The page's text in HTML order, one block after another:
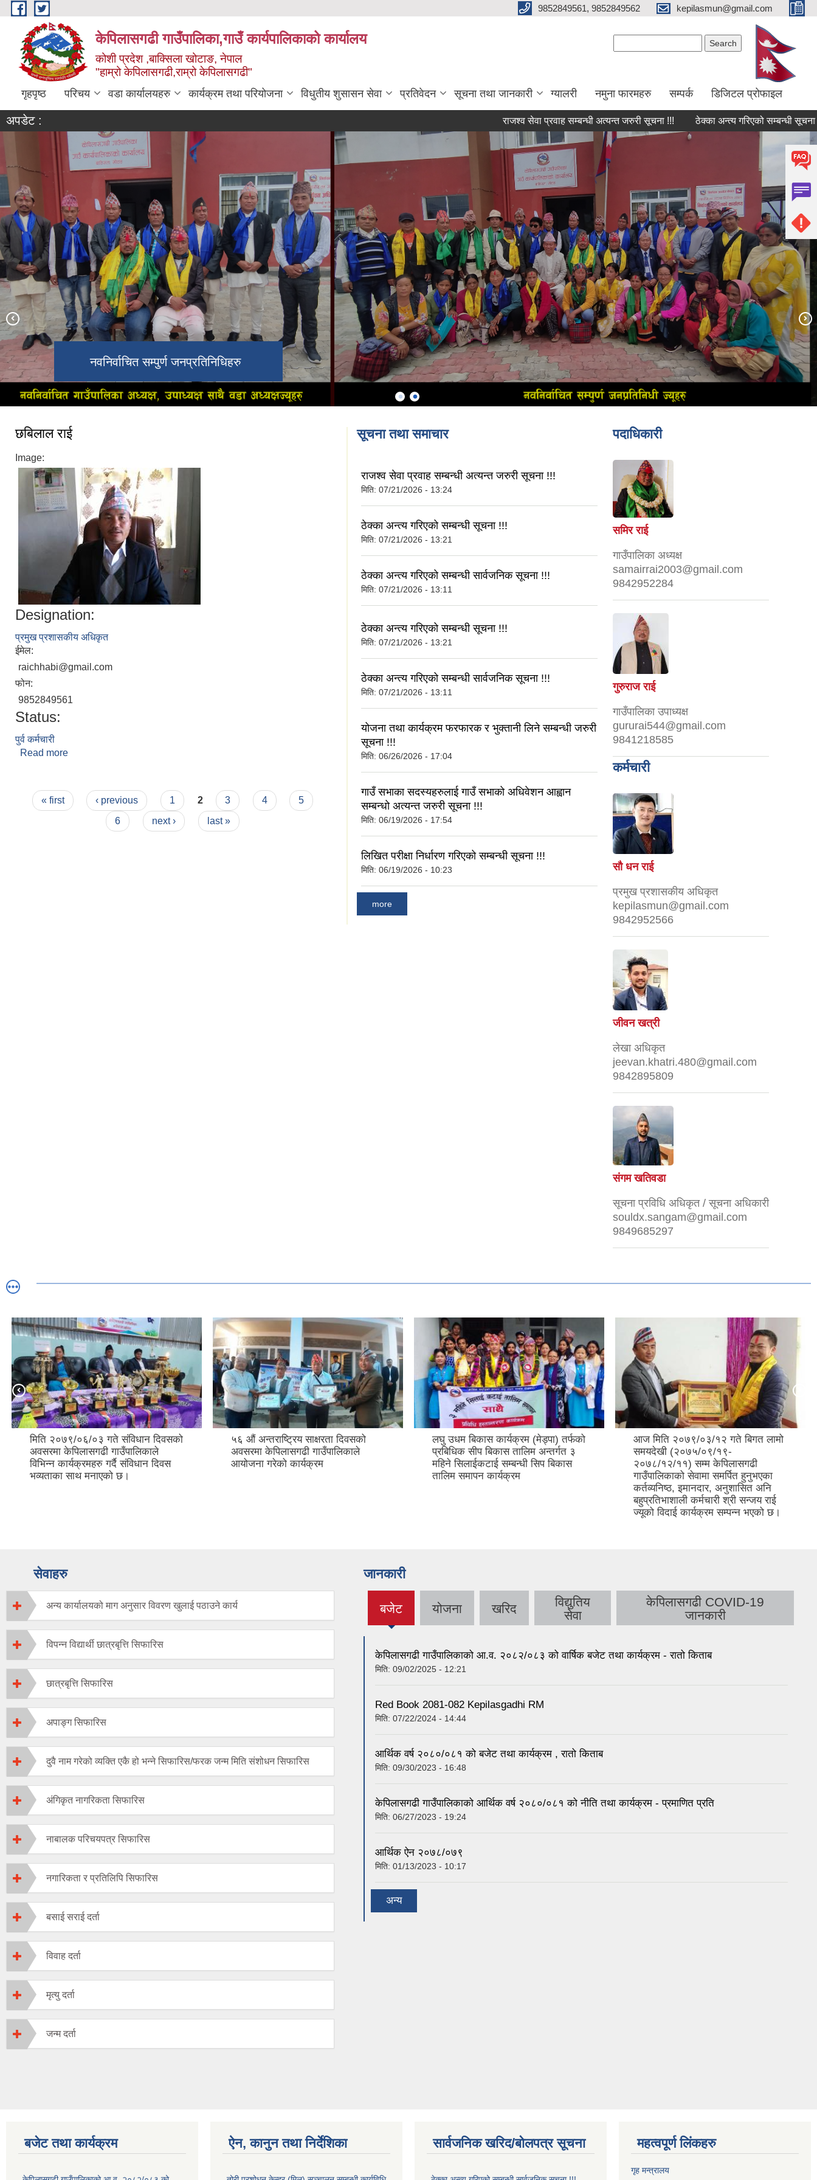
Skip to main content 9852849561, 9852849562 kepilasmun@gmail.com
केपिलासगढी गाउँपालिका,गाउँ कार्यपालिकाको कार्यालय
कोशी प्रदेश ,बाक्सिला खोटाङ, नेपाल
"हाम्रो केपिलासगढी,राम्रो केपिलासगढी"
गृहपृष्ठ परिचय वडा कार्यालयहरु कार्यक्रम तथा परियोजना विधुतीय शुसासन सेवा प्रतिवेदन सूचना तथा जानकारी ग्यालरी नमुना फारमहरु सम्पर्क डिजिटल प्रोफाइल
अपडेट : राजश्व सेवा प्रवाह सम्बन्धी अत्यन्त जरुरी सूचना !!! ठेक्का अन्त्य गरिएको सम्बन्धी सूचना !!!
नवनिर्वाचित गाउँपालिका अध्यक्ष, उपाध्यक्ष
नवनिर्वाचित सम्पुर्ण जनप्रतिनिधिहरु
छबिलाल राई
Image:
Designation:
प्रमुख प्रशासकीय अधिकृत
ईमेल:
raichhabi@gmail.com
फोन:
9852849561
Status:
पुर्व कर्मचारी
Read more
Pages
« first ‹ previous 1 2 3 4
5
6
next › last »
सूचना तथा समाचार
राजश्व सेवा प्रवाह सम्बन्धी अत्यन्त जरुरी सूचना !!!
मिति: 07/21/2026 - 13:24
ठेक्का अन्त्य गरिएको सम्बन्धी सूचना !!!
मिति: 07/21/2026 - 13:21
ठेक्का अन्त्य गरिएको सम्बन्धी सार्वजनिक सूचना !!!
मिति: 07/21/2026 - 13:11
ठेक्का अन्त्य गरिएको सम्बन्धी सूचना !!!
मिति: 07/21/2026 - 13:21
ठेक्का अन्त्य गरिएको सम्बन्धी सार्वजनिक सूचना !!!
मिति: 07/21/2026 - 13:11
योजना तथा कार्यक्रम फरफारक र भुक्तानी लिने सम्बन्धी जरुरी
सूचना !!!
मिति: 06/26/2026 - 17:04
गाउँ सभाका सदस्यहरुलाई गाउँ सभाको अधिवेशन आह्वान
सम्बन्धो अत्यन्त जरुरी सूचना !!!
मिति: 06/19/2026 - 17:54
लिखित परीक्षा निर्धारण गरिएको सम्बन्धी सूचना !!!
मिति: 06/19/2026 - 10:23
more
पदाधिकारी
समिर राई
गाउँपालिका अध्यक्ष
samairrai2003@gmail.com
9842952284
गुरुराज राई
गाउँपालिका उपाध्यक्ष
gururai544@gmail.com
9841218585
कर्मचारी
सौ धन राई
प्रमुख प्रशासकीय अधिकृत
kepilasmun@gmail.com
9842952566
जीवन खत्री
लेखा अधिकृत
jeevan.khatri.480@gmail.com
9842895809
संगम खतिवडा
सूचना प्रविधि अधिकृत / सूचना अधिकारी
souldx.sangam@gmail.com
9849685297
५६ औं अन्तराष्ट्रिय साक्षरता दिवसको
अवसरमा केपिलासगढी गाउँपालिकाले
आयोजना गरेको कार्यक्रम
लघु उधम बिकास कार्यक्रम (मेड्पा) तर्फको
प्रबिधिक सीप बिकास तालिम अन्तर्गत ३
महिने सिलाईकटाई सम्बन्धी सिप बिकास
आज मिति २०७९/०३/१२ गते बिगत लामो
समयदेखी (२०७५/०९/१९-
२०७८/१२/११) सम्म केपिलासगढी
गाउँपालिकाको सेवामा समर्पित हुनुभएका
मिति २०७९/०३/११ गते गाउँपालिकाले
एघारौं गाउँसभामा पास गरेको नीति तथा
कार्यक्रम,आर्थिक ऐन, विनियोजन ऐन तथा
आ.व. २०७९/८० को वार्षिक बजेटको
सार्वजनिकीकरण कार्यक्रम सम्पन्न भएको
छ।
सेवाहरु
अन्य कार्यालयको माग अनुसार विवरण खुलाई पठाउने कार्य
विपन्न विद्यार्थी छात्रबृत्ति सिफारिस
छात्रबृत्ति सिफारिस
अपाङ्ग सिफारिस
दुवै नाम गरेको व्यक्ति एकै हो भन्ने सिफारिस/फरक जन्म मिति संशोधन सिफारिस
अंगिकृत नागरिकता सिफारिस
नाबालक परिचयपत्र सिफारिस
नगारिकता र प्रतिलिपि सिफारिस
बसाई सराई दर्ता
विवाह दर्ता
मृत्यु दर्ता
जन्म दर्ता
जानकारी
बजेट
(active
tab)
योजना खरिद
विद्युतिय
सेवा
केपिलासगढी COVID-19
जानकारी
केपिलासगढी गाउँपालिकाको आ.व. २०८२/०८३ को वार्षिक बजेट तथा कार्यक्रम - रातो किताब
मिति: 09/02/2025 - 12:21
Red Book 2081-082 Kepilasgadhi RM
मिति: 07/22/2024 - 14:44
आर्थिक वर्ष २०८०/०८१ को बजेट तथा कार्यक्रम , रातो किताब
मिति: 09/30/2023 - 16:48
केपिलासगढी गाउँपालिकाको आर्थिक वर्ष २०८०/०८१ को नीति तथा कार्यक्रम - प्रमाणित प्रति
मिति: 06/27/2023 - 19:24
आर्थिक ऐन २०७८/०७९
मिति: 01/13/2023 - 10:17
अन्य
बजेट तथा कार्यक्रम ऐन, कानुन तथा निर्देशिका सार्वजनिक खरिद/बोलपत्र सूचना महत्वपूर्ण लिंकहरु
गृह मन्त्रालय